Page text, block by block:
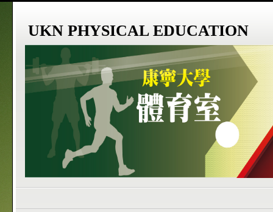
UKN PHYSICAL EDUCATION